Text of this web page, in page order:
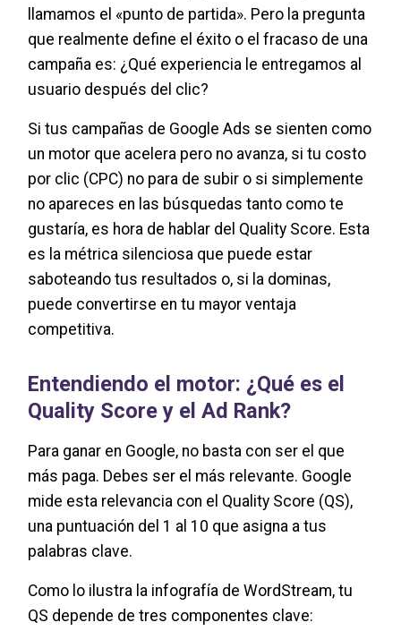
llamamos el «punto de partida». Pero la pregunta
que realmente define el éxito o el fracaso de una
campaña es: ¿Qué experiencia le entregamos al
usuario después del clic?
Si tus campañas de Google Ads se sienten como
un motor que acelera pero no avanza, si tu costo
por clic (CPC) no para de subir o si simplemente
no apareces en las búsquedas tanto como te
gustaría, es hora de hablar del Quality Score. Esta
es la métrica silenciosa que puede estar
saboteando tus resultados o, si la dominas,
puede convertirse en tu mayor ventaja
competitiva.
Entendiendo el motor: ¿Qué es el
Quality Score y el Ad Rank?
Para ganar en Google, no basta con ser el que
más paga. Debes ser el más relevante. Google
mide esta relevancia con el Quality Score (QS),
una puntuación del 1 al 10 que asigna a tus
palabras clave.
Como lo ilustra la infografía de WordStream, tu
QS depende de tres componentes clave: